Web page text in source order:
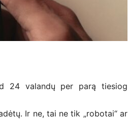
24 valandų per parą tiesiog
Ir ne, tai ne tik „robotai“ ar